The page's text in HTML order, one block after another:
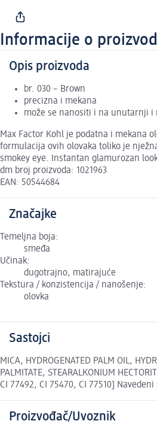
Informacije o
Opis proizvoda
br. 030 – Brown
precizna i mekana
može se nanositi i na unutarnji i
Max Factor Kohl je podatna i mekana
formulacija ovih olovaka toliko je
smokey eye. Instantan glamurozan
dm broj proizvoda: 1021963
EAN: 50544684
Značajke
Temeljna boja:
smeđa
Učinak:
dugotrajno, matirajuće
Tekstura / konzistencija / nanošenje:
olovka
Sastojci
MICA, HYDROGENATED PALM OIL,
PALMITATE, STEARALKONIUM
CI 77492, CI 75470, CI 77510]
Proizvođač/Uvoznik